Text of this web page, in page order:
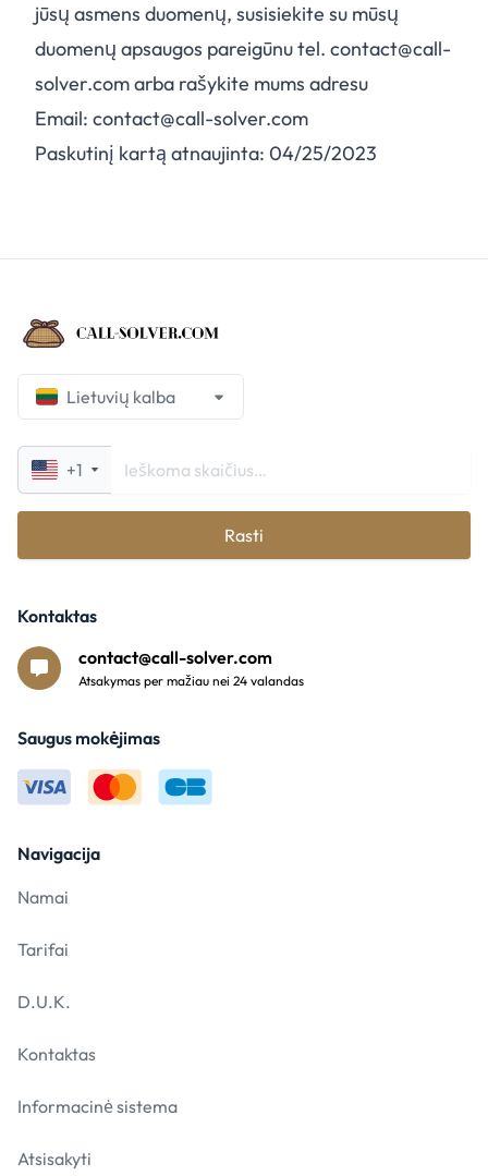
jūsų asmens duomenų, susisiekite su mūsų
duomenų apsaugos pareigūnu tel. contact@call-
solver.com arba rašykite mums adresu
Email: contact@call-solver.com
Paskutinį kartą atnaujinta: 04/25/2023
Lietuvių kalba
+1
Rasti
Navigacija
Namai
Tarifai
D.U.K.
Kontaktas
Informacinė sistema
Atsisakyti
Kontaktas
contact@call-solver.com
Atsakymas per mažiau nei 24 valandas
Saugus mokėjimas